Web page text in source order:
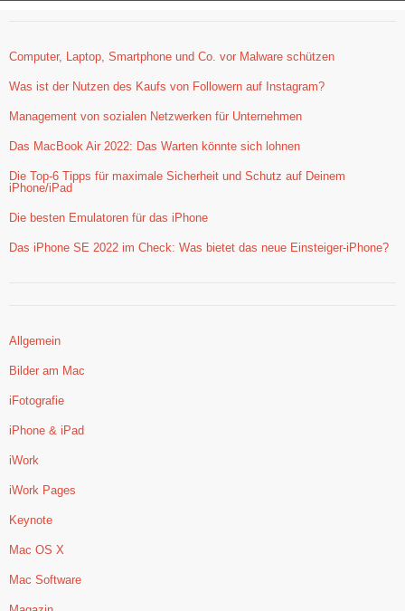
Computer, Laptop, Smartphone und Co. vor Malware schützen
Was ist der Nutzen des Kaufs von Followern auf Instagram?
Management von sozialen Netzwerken für Unternehmen
Das MacBook Air 2022: Das Warten könnte sich lohnen
Die Top-6 Tipps für maximale Sicherheit und Schutz auf Deinem
iPhone/iPad
Die besten Emulatoren für das iPhone
Das iPhone SE 2022 im Check: Was bietet das neue Einsteiger-iPhone?
Allgemein
Bilder am Mac
iFotografie
iPhone & iPad
iWork
iWork Pages
Keynote
Mac OS X
Mac Software